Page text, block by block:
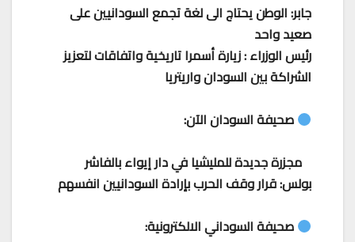
جابر: الوطن يحتاج الى لغة تجمع السودانيين على
صعيد واحد
رئيس الوزراء : زيارة أسمرا تاريخية واتفاقات لتعزيز
الشراكة بين السودان واريتريا
صحيفة السودان الآن:
مجزرة جديدة للمليشيا في دار إيواء بالفاشر
بولس: قرار وقف الحرب بإرادة السودانيين انفسهم
صحيفة السوداني الالكترونية: